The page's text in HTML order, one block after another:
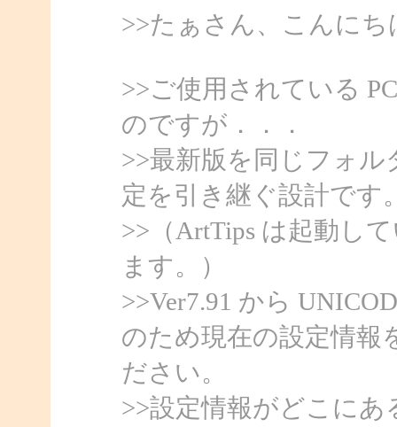
>>たぁさん、こんにち
>>ご使用されている
のですが．．．
>>最新版を同じフォ
定を引き継ぐ設計です
>>（ArtTips は起動し
ます。）
>>Ver7.91 から
のため現在の設定情報
ださい。
>>設定情報がどこに